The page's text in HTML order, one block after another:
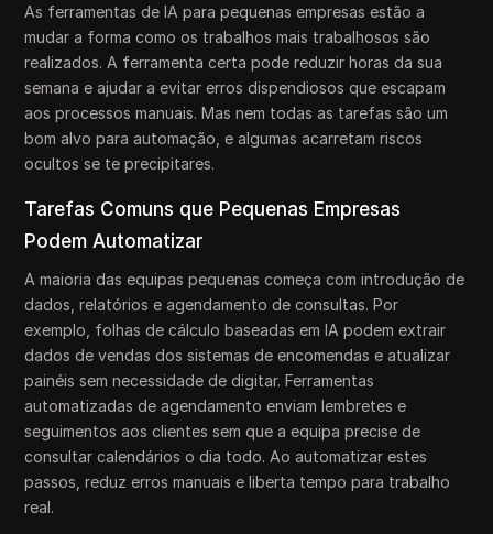
As ferramentas de IA para pequenas empresas estão a
mudar a forma como os trabalhos mais trabalhosos são
realizados. A ferramenta certa pode reduzir horas da sua
semana e ajudar a evitar erros dispendiosos que escapam
aos processos manuais. Mas nem todas as tarefas são um
bom alvo para automação, e algumas acarretam riscos
ocultos se te precipitares.
Tarefas Comuns que Pequenas Empresas
Podem Automatizar
A maioria das equipas pequenas começa com introdução de
dados, relatórios e agendamento de consultas. Por
exemplo, folhas de cálculo baseadas em IA podem extrair
dados de vendas dos sistemas de encomendas e atualizar
painéis sem necessidade de digitar. Ferramentas
automatizadas de agendamento enviam lembretes e
seguimentos aos clientes sem que a equipa precise de
consultar calendários o dia todo. Ao automatizar estes
passos, reduz erros manuais e liberta tempo para trabalho
real.